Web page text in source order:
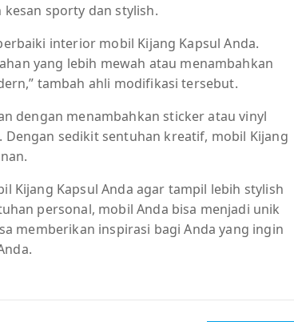
sporty dan stylish.
interior mobil Kijang Kapsul Anda.
yang lebih mewah atau menambahkan
tambah ahli modifikasi tersebut.
dengan menambahkan sticker atau vinyl
sedikit sentuhan kreatif, mobil Kijang
Kijang Kapsul Anda agar tampil lebih stylish
personal, mobil Anda bisa menjadi unik
memberikan inspirasi bagi Anda yang ingin